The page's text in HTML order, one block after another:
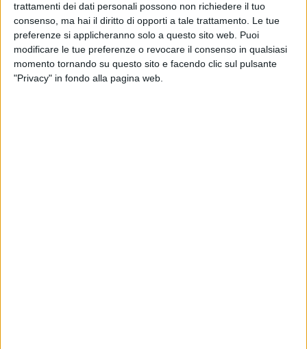
trattamenti dei dati personali possono non richiedere il tuo
consenso, ma hai il diritto di opporti a tale trattamento. Le tue
preferenze si applicheranno solo a questo sito web. Puoi
modificare le tue preferenze o revocare il consenso in qualsiasi
momento tornando su questo sito e facendo clic sul pulsante
"Privacy" in fondo alla pagina web.
presentati direttamente sul luogo dell'installazione per
manifestare il proprio dissenso e coinvolgere più gente
possibile. Sono state distribuitecartolinee t-shirt su cui è
stata stampata la frase "New entry welcome to Barletta"
come per dare ironicamente il benvenuto a questa nuova